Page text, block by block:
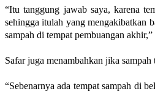
“Itu tanggung jawab saya, karena
sehingga itulah yang mengakibatkan
sampah di tempat pembuangan
Safar juga menambahkan jika
“Sebenarnya ada tempat sampah di